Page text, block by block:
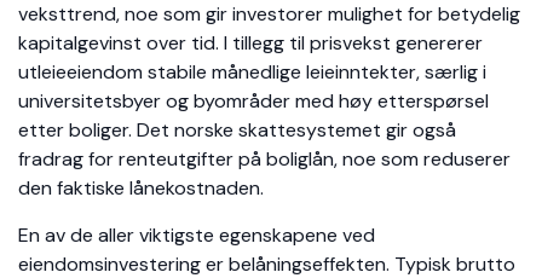
veksttrend, noe som gir investorer mulighet for betydelig
kapitalgevinst over tid. I tillegg til prisvekst genererer
utleieeiendom stabile månedlige leieinntekter, særlig i
universitetsbyer og byområder med høy etterspørsel
etter boliger. Det norske skattesystemet gir også
fradrag for renteutgifter på boliglån, noe som reduserer
den faktiske lånekostnaden.
En av de aller viktigste egenskapene ved
eiendomsinvestering er belåningseffekten. Typisk brutto